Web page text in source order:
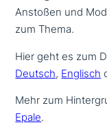
Anstoßen und
zum Thema.
Hier geht es zum
Deutsch, Englisch
Mehr zum
Epale.